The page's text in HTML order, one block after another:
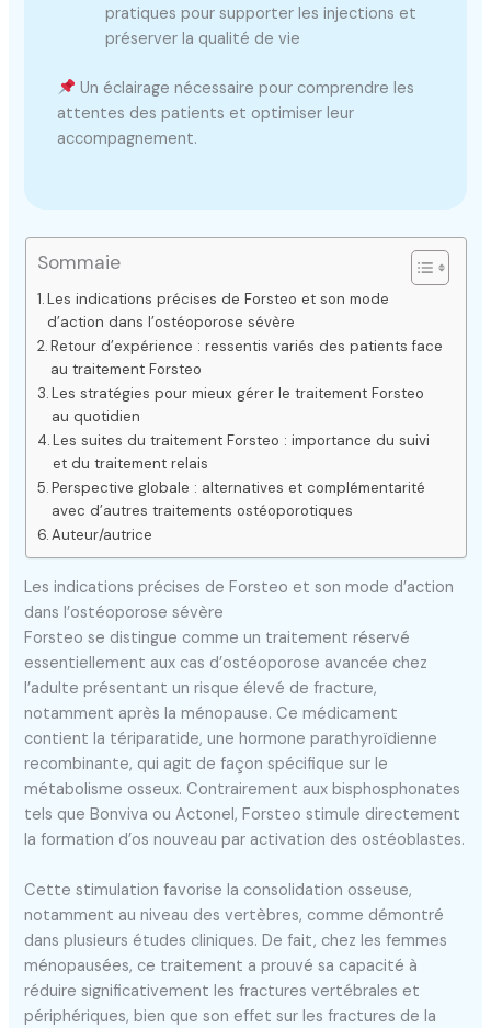
pratiques pour supporter les injections et
préserver la qualité de vie
Un éclairage nécessaire pour comprendre les
attentes des patients et optimiser leur
accompagnement.
Sommaie
Les indications précises de Forsteo et son mode
d’action dans l’ostéoporose sévère
Retour d’expérience : ressentis variés des patients face
au traitement Forsteo
Les stratégies pour mieux gérer le traitement Forsteo
au quotidien
Les suites du traitement Forsteo : importance du suivi
et du traitement relais
Perspective globale : alternatives et complémentarité
avec d’autres traitements ostéoporotiques
Auteur/autrice
Les indications précises de Forsteo et son mode d’action
dans l’ostéoporose sévère
Forsteo se distingue comme un traitement réservé
essentiellement aux cas d’ostéoporose avancée chez
l’adulte présentant un risque élevé de fracture,
notamment après la ménopause. Ce médicament
contient la tériparatide, une hormone parathyroïdienne
recombinante, qui agit de façon spécifique sur le
métabolisme osseux. Contrairement aux bisphosphonates
tels que Bonviva ou Actonel, Forsteo stimule directement
la formation d’os nouveau par activation des ostéoblastes.
Cette stimulation favorise la consolidation osseuse,
notamment au niveau des vertèbres, comme démontré
dans plusieurs études cliniques. De fait, chez les femmes
ménopausées, ce traitement a prouvé sa capacité à
réduire significativement les fractures vertébrales et
périphériques, bien que son effet sur les fractures de la